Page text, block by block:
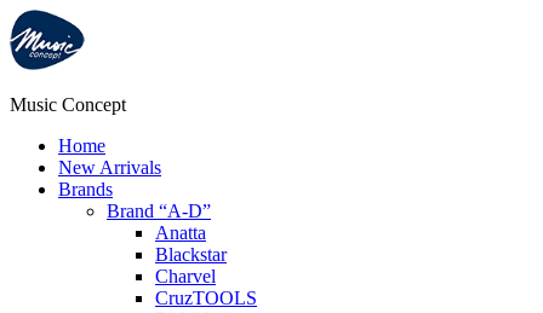
Music Concept
Home
New Arrivals
Brands
Brand “A-D”
Anatta
Blackstar
Charvel
CruzTOOLS